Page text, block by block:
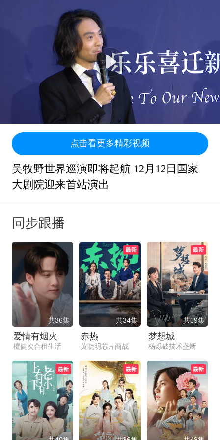
点击看更多精彩视频
吴牧野世界巡演即将起航 12月12日国家
大剧院迎来首站演出
同步跟播
共36集
爱情有烟火
檀健次合租生活
共34集
赤热
黄晓明芯片商战
共39集
梦想城
杨烁破技术垄断